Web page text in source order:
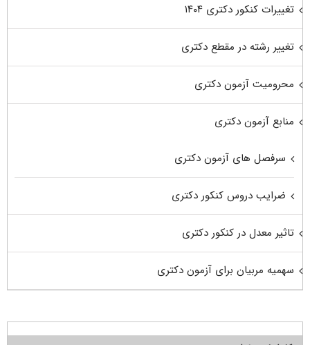
تغییرات کنکور دکتری ۱۴۰۴
تغییر رشته در مقطع دکتری
محرومیت آزمون دکتری
منابع آزمون دکتری
سرفصل های آزمون دکتری
ضرایب دروس کنکور دکتری
تاثیر معدل در کنکور دکتری
سهمیه مربیان برای آزمون دکتری